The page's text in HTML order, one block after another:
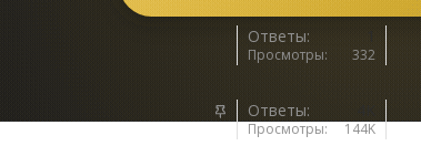
Ответы
Просмотры 332
З
Ответы
Просмотры 144K